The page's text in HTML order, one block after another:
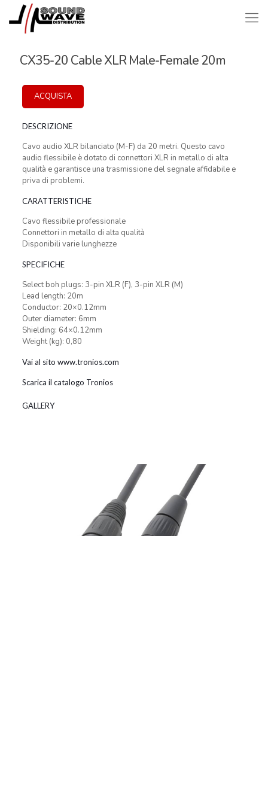
CX35-20 Cable XLR Male-Female 20m
ACQUISTA
DESCRIZIONE
Cavo audio XLR bilanciato (M-F) da 20 metri. Questo cavo
audio flessibile è dotato di connettori XLR in metallo di alta
qualità e garantisce una trasmissione del segnale affidabile e
priva di problemi.
CARATTERISTICHE
Cavo flessibile professionale
Connettori in metallo di alta qualità
Disponibili varie lunghezze
SPECIFICHE
Select boh plugs: 3-pin XLR (F), 3-pin XLR (M)
Lead length: 20m
Conductor: 20×0.12mm
Outer diameter: 6mm
Shielding: 64×0.12mm
Weight (kg): 0,80
Vai al sito www.tronios.com
Scarica il catalogo Tronios
GALLERY